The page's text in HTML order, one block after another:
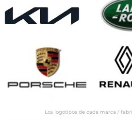
Los logotipos de cada marca /